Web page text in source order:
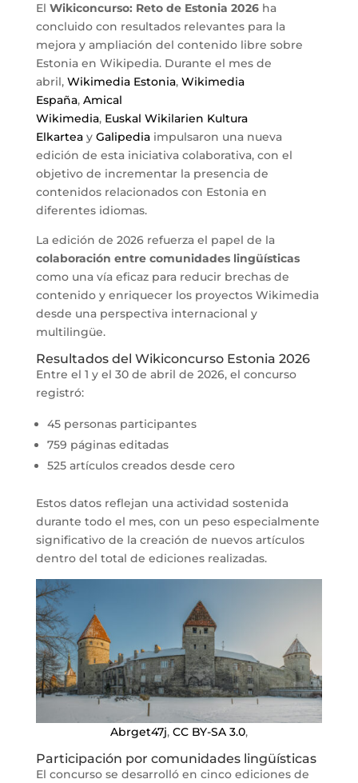
El Wikiconcurso: Reto de Estonia 2026ha
concluido con resultados relevantes para la
mejora y ampliación del contenido libre sobre
Estonia en Wikipedia. Durante el mes de
abril, Wikimedia Estonia, Wikimedia
España, Amical
Wikimedia, Euskal Wikilarien Kultura
Elkarteay Galipediaimpulsaron una nueva
edición de esta iniciativa colaborativa, con el
objetivo de incrementar la presencia de
contenidos relacionados con Estonia en
diferentes idiomas.
La edición de 2026 refuerza el papel de la
colaboración entre comunidades lingüísticas
como una vía eficaz para reducir brechas de
contenido y enriquecer los proyectos Wikimedia
desde una perspectiva internacional y
multilingüe.
Resultados del Wikiconcurso Estonia 2026
Entre el 1 y el 30 de abril de 2026, el concurso
registró:
45 personas participantes
759 páginas editadas
525 artículos creados desde cero
Estos datos reflejan una actividad sostenida
durante todo el mes, con un peso especialmente
significativo de la creación de nuevos artículos
dentro del total de ediciones realizadas.
Abrget47j, CC BY-SA 3.0,
Participación por comunidades lingüísticas
El concurso se desarrolló en cinco ediciones de